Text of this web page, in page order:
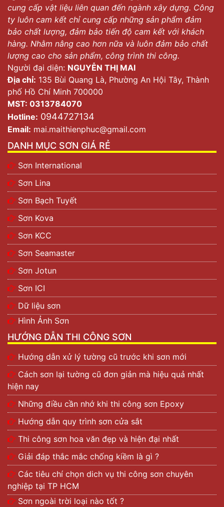
cung cấp vật liệu liên quan đến ngành xây dựng. Công
ty luôn cam kết chỉ cung cấp những sản phẩm đảm
bảo chất lượng, đảm bảo tiến độ cam kết với khách
hàng. Nhằm nâng cao hơn nữa và luôn đảm bảo chất
lượng cao cho sản phẩm, công trình thi công.
Người đại diện: NGUYỄN THỊ MAI
Địa chỉ: 135 Bùi Quang Là, Phường An Hội Tây, Thành
phố Hồ Chí Minh 700000
MST: 0313784070
Hotline: 0944727134
Email: mai.maithienphuc@gmail.com
DANH MỤC SƠN GIÁ RẺ
Sơn International
Sơn Lina
Sơn Bạch Tuyết
Sơn Kova
Sơn KCC
Sơn Seamaster
Sơn Jotun
Sơn ICI
Dữ liệu sơn
Hình Ảnh Sơn
HƯỚNG DẪN THI CÔNG SƠN
Hướng dẫn xử lý tường cũ trước khi sơn mới
Cách sơn lại tường cũ đơn giản mà hiệu quả nhất
hiện nay
Những điều cần nhớ khi thi công sơn Epoxy
Hướng dẫn quy trình sơn cửa sắt
Thi công sơn hoa văn đẹp và hiện đại nhất
Giải đáp thắc mắc chống kiềm là gì ?
Các tiêu chí chọn dich vụ thi công sơn chuyên
nghiệp tại TP HCM
Sơn ngoài trời loại nào tốt ?